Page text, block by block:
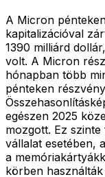
A Micron
kapitalizációval
1390 milliárd
volt. A Micron
hónapban több
pénteken
egészen 2025
mozgott. Ez
vállalat esetében,
a
körben